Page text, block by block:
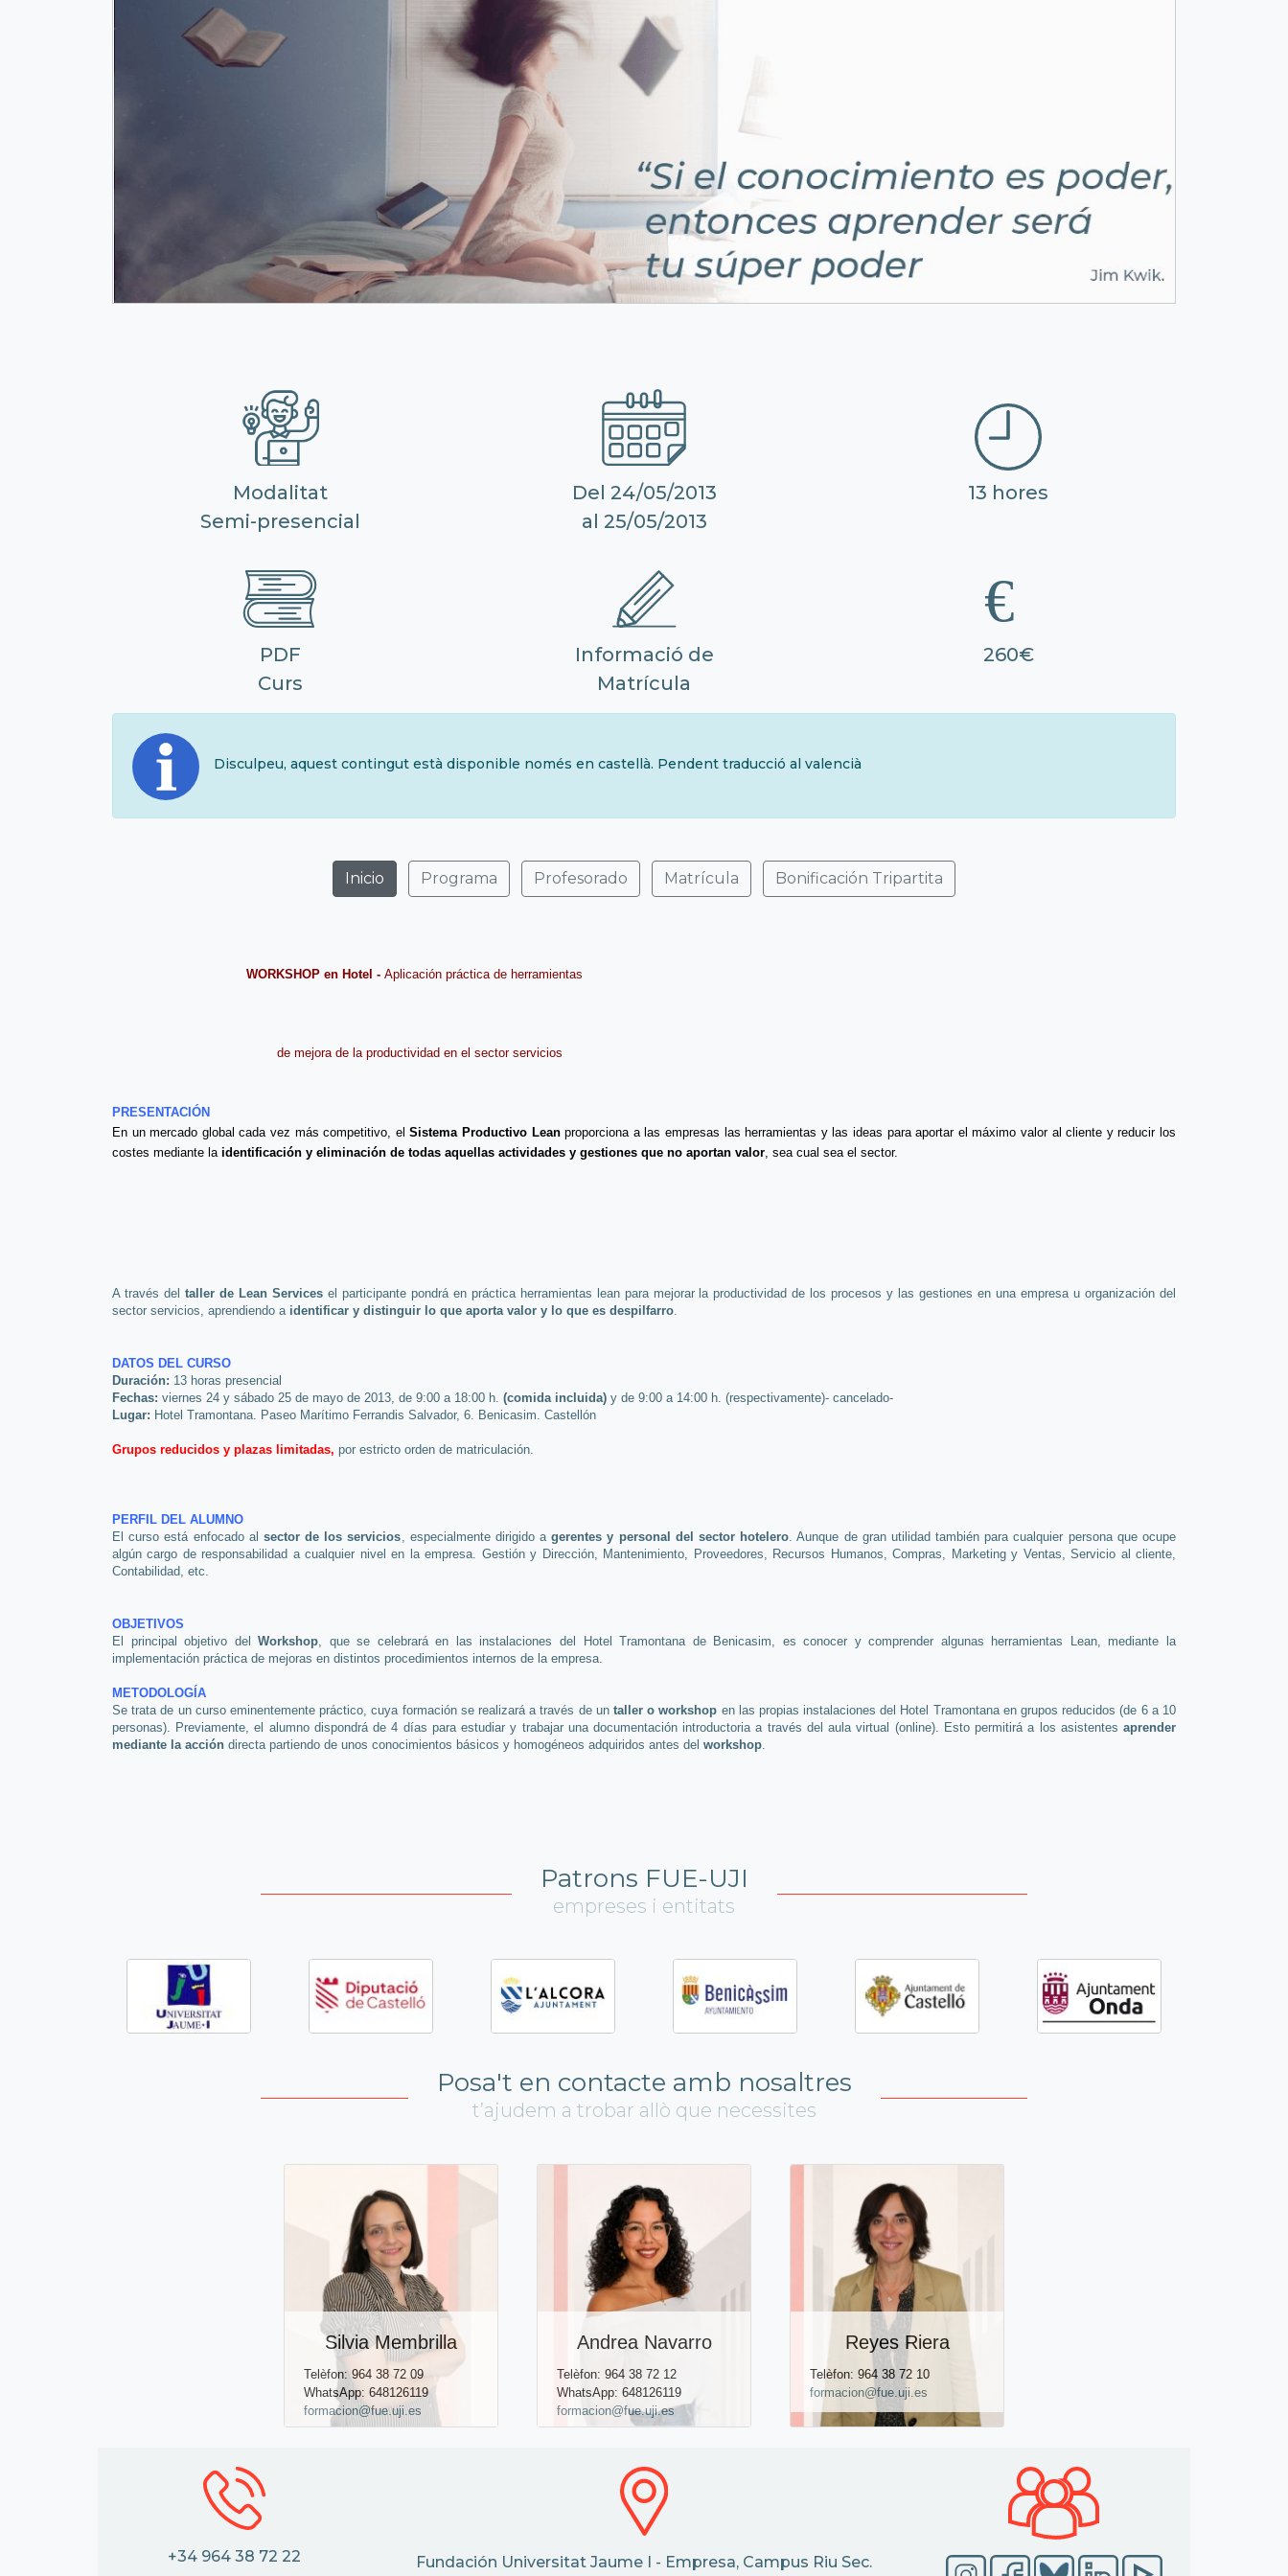
Modalitat
Semi-presencial
Del 24/05/2013
al 25/05/2013
13 hores
PDF
Curs
Informació de
Matrícula
260€
Disculpeu, aquest contingut està disponible només en castellà. Pendent traducció al valencià
Inicio Programa Profesorado Matrícula Bonificación Tripartita
WORKSHOP en Hotel - Aplicación práctica de herramientas
de mejora de la productividad en el sector servicios
PRESENTACIÓN
En un mercado global cada vez más competitivo, elSistema Productivo Leanproporciona a las empresas las herramientas y las ideas para aportar el máximo valor al cliente y reducir los
costes mediante la identificación y eliminación de todas aquellas actividades y gestiones que no aportan valor , sea cual sea el sector.
A través del taller de Lean Servicesel participante pondrá en práctica herramientas lean para mejorar la productividad de los procesos y las gestiones en una empresa u organización del
sector servicios, aprendiendo a identificar y distinguir lo que aporta valor y lo que es despilfarro
DATOS DEL CURSO
Duración: 13 horas presencial
Fechas: viernes 24 y sábado 25 de mayo de 2013 , de 9:00 a 18:00 h. (comida incluida) y de 9:00 a 14:00 h. (respectivamente)- cancelado-
Lugar: Hotel Tramontana. Paseo Marítimo Ferrandis Salvador, 6. Benicasim Castellón
Grupos reducidos y plazas limitadas, por estricto orden de matriculación.
PERFIL DEL ALUMNO
El curso está enfocado al sector de los servicios , especialmente dirigido agerentes y personal del sector hotelero . Aunque de gran utilidad también para cualquier persona que ocupe
algún cargo de responsabilidad a cualquier nivel en la empresa. Gestión y Dirección, Mantenimiento, Proveedores, Recursos Humanos, Compras, Marketing y Ventas, Servicio al cliente,
Contabilidad, etc.
OBJETIVOS
El principal objetivo delWorkshop , que se celebrará en las instalaciones del Hotel Tramontana de Benicasim, es conocer y comprender algunas herramientas Lean, mediante la
implementación práctica de mejoras en distintos procedimientos internos de la empresa.
METODOLOGÍA
Se trata de un curso eminentemente práctico, cuya formación serealizará a través de un taller o workshop en las propias instalaciones del Hotel Tramontana en grupos reducidos (de 6 a 10
personas) . Previamente, el alumno dispondrá de 4 días para estudiar y trabajar una documentación introductoria a través del aula virtual (online). Esto permitirá a los asistentes aprender
mediante la acción directa partiendo de unos conocimientos básicos y homogéneos adquiridos antes del workshop
Patrons FUE-UJI
empreses i entitats
Posa't en contacte amb nosaltres
t’ajudem a trobar allò que necessites
Silvia Membrilla
Telèfon: 964 38 72 09
WhatsApp: 648126119
formacion@fue.uji.es
Andrea Navarro
Telèfon: 964 38 72 12
WhatsApp: 648126119
formacion@fue.uji.es
Reyes Riera
Telèfon: 964 38 72 10
formacion@fue.uji.es
+34 964 38 72 22 Fundación Universitat Jaume I - Empresa, Campus Riu Sec.